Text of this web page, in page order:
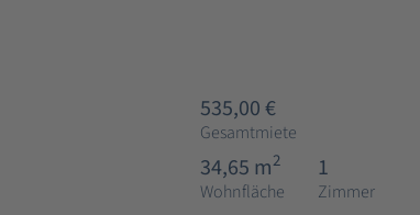
535,00 €
Gesamtmiete
34,65 m2
Wohnfläche
1
Zimmer